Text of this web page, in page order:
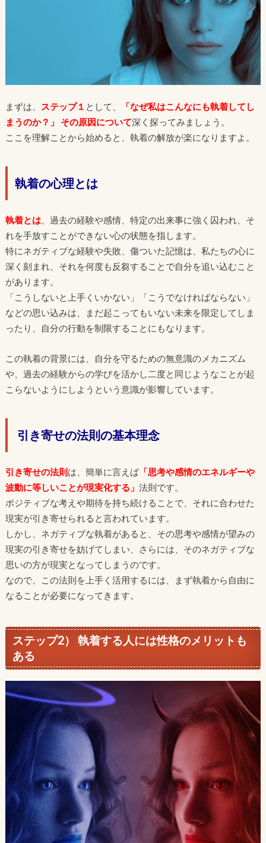
まずは、 ステップ１ として、
「なぜ私はこんなにも執着してし
まうのか？」
その原因について深く探ってみましょう。
ここを理解ことから始めると、執着の解放が楽になりますよ。
執着の心理とは
執着とは、過去の経験や感情、特定の出来事に強く囚われ、そ
れを手放すことができない心の状態を指します。
特にネガティブな経験や失敗、傷ついた記憶は、私たちの心に
深く刻まれ、それを何度も反芻することで自分を追い込むこと
があります。
「こうしないと上手くいかない」「こうでなければならない」
などの思い込みは、まだ起こってもいない未来を限定してしま
ったり、自分の行動を制限することにもなります。
この執着の背景には、自分を守るための無意識のメカニズム
や、過去の経験からの学びを活かし二度と同じようなことが起
こらないようにしようという意識が影響しています。
引き寄せの法則の基本理念
引き寄せの法則は、簡単に言えば「思考や感情のエネルギーや
波動に等しいことが現実化する」 法則です。
ポジティブな考えや期待を持ち続けることで、それに合わせた
現実が引き寄せられると言われています。
しかし、ネガティブな執着があると、その思考や感情が望みの
現実の引き寄せを妨げてしまい、さらには、そのネガティブな
思いの方が現実となってしまうのです。
なので、この法則を上手く活用するには、まず執着から自由に
なることが必要になってきます。
ステップ2） 執着する人には性格のメリットも
ある